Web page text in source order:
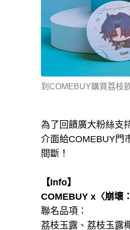
到COMEBUY購買荔枝
為了回饋廣大粉絲支
介面給COMEBUY門
間斷！
【Info】
COMEBUY x〈崩壞
聯名品項：
荔枝玉露、荔枝玉露